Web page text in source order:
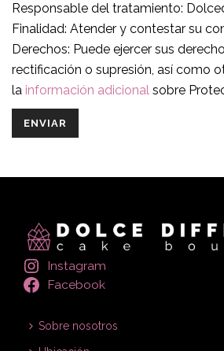
Responsable del tratamiento:
Finalidad: Atender y contestar su
Derechos: Puede ejercer sus
rectificación o supresión, así como
la información adicional sobre
Instagram
Facebook
Sobre nosotros